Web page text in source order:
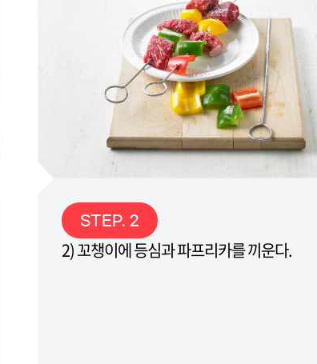
STEP. 2
2) 꼬챙이에 등심과 파프리카를 끼운다.